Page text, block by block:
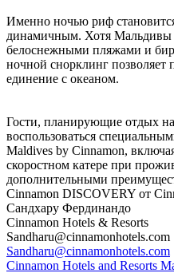
Именно ночью риф
динамичным. Хотя Мальдивы
белоснежными пляжами и
ночной снорклинг позволяет
единение с океаном.
Гости, планирующие отдых
воспользоваться
Maldives by Cinnamon,
скоростном катере при
дополнительными
Cinnamon DISCOVERY от
Сандхару Фердинандо
Cinnamon Hotels & Resorts
Sandharu@cinnamonhotels.com
Sandharu@cinnamonhotels.com
Cinnamon Hotels and Resorts